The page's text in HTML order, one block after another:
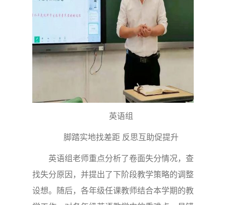
英语组
脚踏实地找差距 反思互助促提升
英语组老师重点分析了卷面失分情况，查
找失分原因，并提出了下阶段教学策略的调整
设想。随后，各年级任课教师结合本学期的教